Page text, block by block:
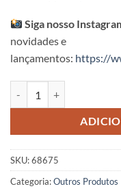
Siga nosso
novidades e
lançamentos: https://
SKU:68675
Categoria:Outros Produtos